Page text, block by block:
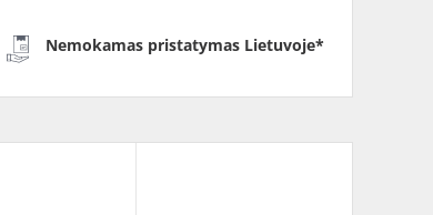
Nemokamas pristatymas Lietuvoje*